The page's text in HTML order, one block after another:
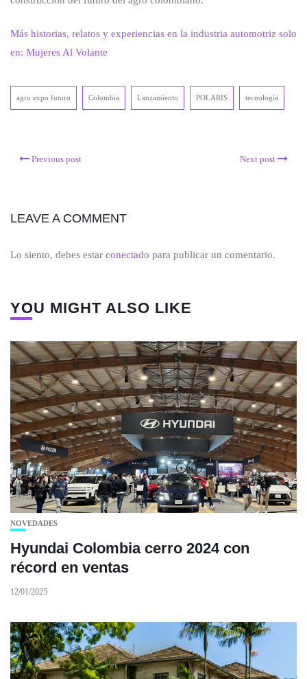
Más historias, relatos y experiencias en la industria automotriz solo
en: Mujeres Al Volante
agro expo futuro Colombia Lanzamiento POLARIS tecnología
Previous post Next post
LEAVE A COMMENT
Lo siento, debes estar conectado para publicar un comentario.
YOU MIGHT ALSO LIKE
NOVEDADES
Hyundai Colombia cerro 2024 con
récord en ventas
12/01/2025